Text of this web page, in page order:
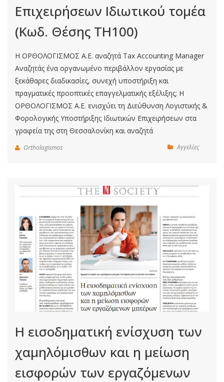
Επιχειρήσεων Ιδιωτικού τομέα
(Κωδ. Θέσης ΤΗ100)
Η ΟΡΘΟΛΟΓΙΣΜΟΣ Α.Ε. αναζητά Tax Accounting Manager
Αναζητάς ένα οργανωμένο περιβάλλον εργασίας με
ξεκάθαρες διαδικασίες, συνεχή υποστήριξη και
πραγματικές προοπτικές επαγγελματικής εξέλιξης; Η
ΟΡΘΟΛΟΓΙΣΜΟΣ Α.Ε. ενισχύει τη Διεύθυνση Λογιστικής &
Φορολογικής Υποστήριξης Ιδιωτικών Επιχειρήσεων στα
γραφεία της στη Θεσσαλονίκη και αναζητά
Orthologismos Αγγελίες
Η εισοδηματική ενίσχυση των
χαμηλόμισθων και η μείωση
εισφορών των εργαζόμενων